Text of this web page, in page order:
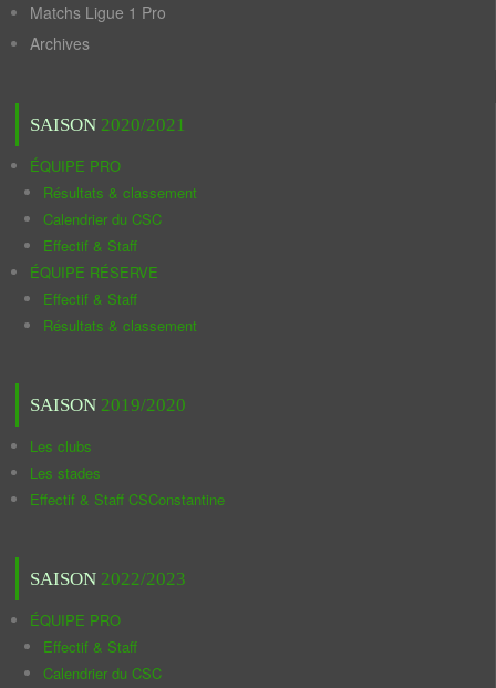
Matchs Ligue 1 Pro
Archives
SAISON 2020/2021
ÉQUIPE PRO
Résultats & classement
Calendrier du CSC
Effectif & Staff
ÉQUIPE RÉSERVE
Effectif & Staff
Résultats & classement
SAISON 2019/2020
Les clubs
Les stades
Effectif & Staff CSConstantine
SAISON 2022/2023
ÉQUIPE PRO
Effectif & Staff
Calendrier du CSC